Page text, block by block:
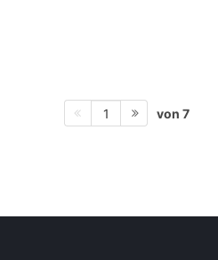
1 von 7